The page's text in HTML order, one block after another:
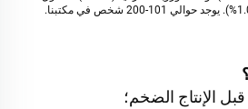
قبل الإنتاج الضخم؛